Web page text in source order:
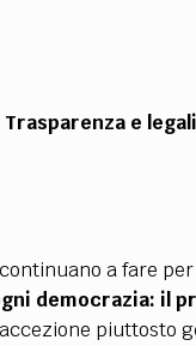
e
a fare
democrazia: il
piuttosto